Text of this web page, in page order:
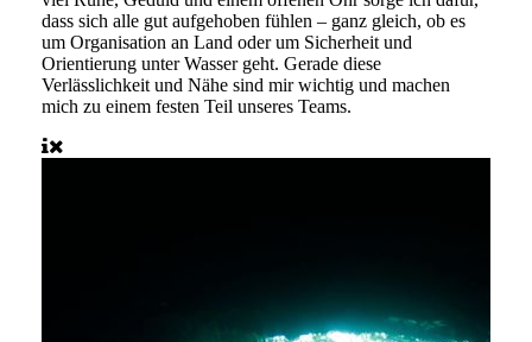
dass sich alle gut aufgehoben fühlen – ganz gleich, ob es
um Organisation an Land oder um Sicherheit und
Orientierung unter Wasser geht. Gerade diese
Verlässlichkeit und Nähe sind mir wichtig und machen
mich zu einem festen Teil unseres Teams.